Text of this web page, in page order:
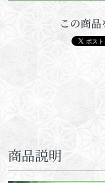
この商
商品説明